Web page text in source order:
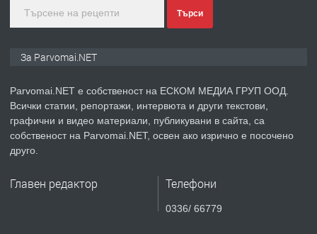
преди 1 година
ПРЕДЛАГА Уроци по Математика
Търси
За Parvomai.NET
Parvomai.NET е собственост на ЕСКОМ МЕДИА ГРУП ООД.
Всички статии, репортажи, интервюта и други текстови,
графични и видео материали, публикувани в сайта, са
собственост на Parvomai.NET, освен ако изрично е посочено
друго.
Главен редактор Телефони
0336/ 66779